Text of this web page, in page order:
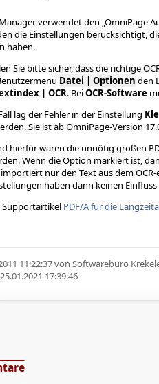
verwendet den „OmniPage
die Einstellungen berücksichtigt,
haben.
Sie bitte sicher, dass die richtige
Datei | Optionen den
| OCR. BeiOCR-Software
lag der Fehler in der Einstellung
Sie ist ab OmniPage-Version
hierfür waren die unnötig großen
Wenn die Option markiert ist,
nur den Text aus dem
haben dann keinen
Supportartikel PDF/A für die
11:22:37von Softwarebüro
25.01.2021 17:39:46